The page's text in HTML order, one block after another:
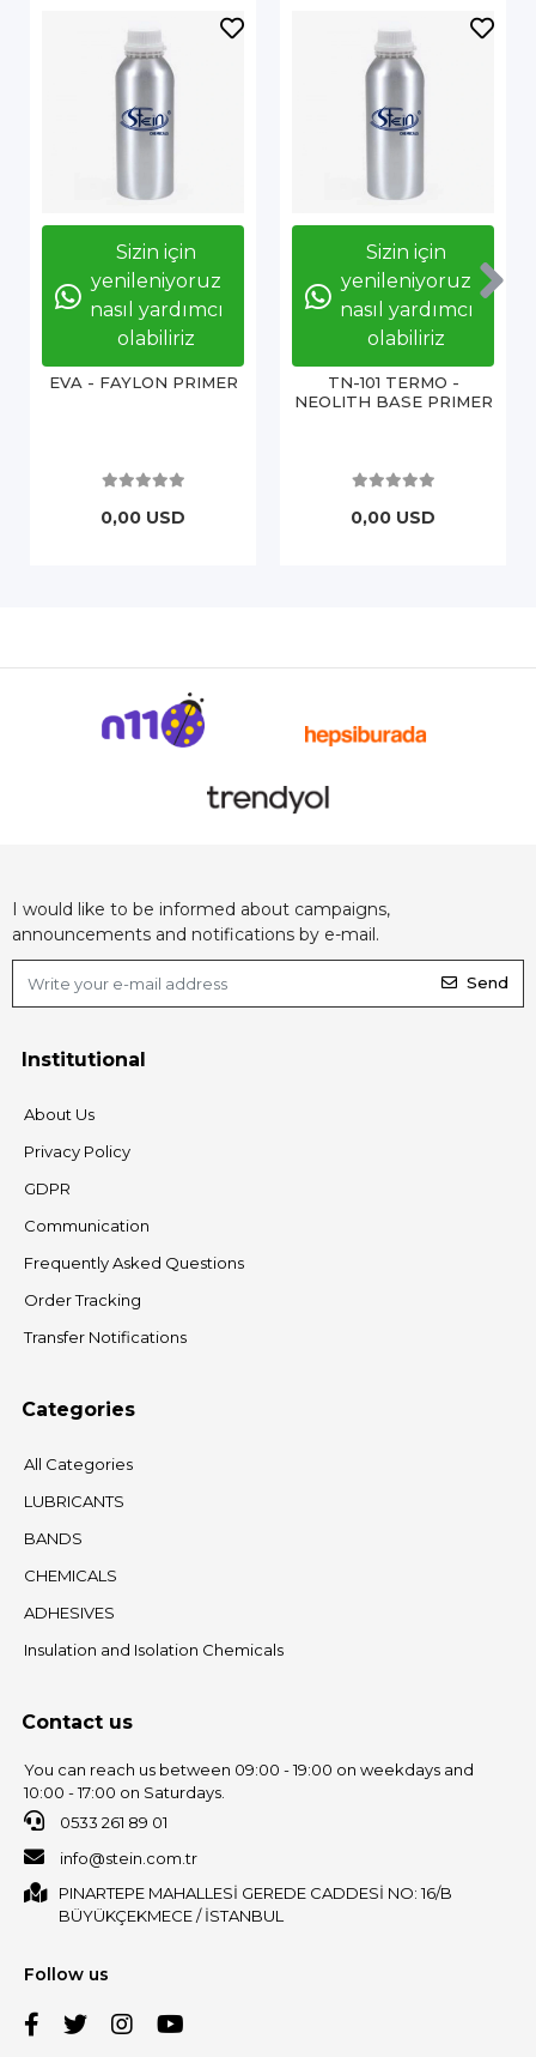
Sizin için
yenileniyoruz
nasıl yardımcı
olabiliriz
EVA - FAYLON PRIMER
0,00 USD
Sizin için
yenileniyoruz
nasıl yardımcı
olabiliriz
TN-101 TERMO -
NEOLITH BASE PRIMER
0,00 USD
I would like to be informed about campaigns,
announcements and notifications by e-mail.
Send
Institutional
About Us
Privacy Policy
GDPR
Communication
Frequently Asked Questions
Order Tracking
Transfer Notifications
Categories
All Categories
LUBRICANTS
BANDS
CHEMICALS
ADHESIVES
Insulation and Isolation Chemicals
Contact us
You can reach us between 09:00 - 19:00 on weekdays and
10:00 - 17:00 on Saturdays.
0533 261 89 01
info@stein.com.tr
PINARTEPE MAHALLESİ GEREDE CADDESİ NO: 16/B
BÜYÜKÇEKMECE / İSTANBUL
Follow us